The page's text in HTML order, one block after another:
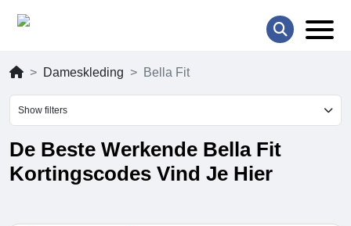
Dameskleding Bella Fit
Show filters
De Beste Werkende Bella Fit
Kortingscodes Vind Je Hier